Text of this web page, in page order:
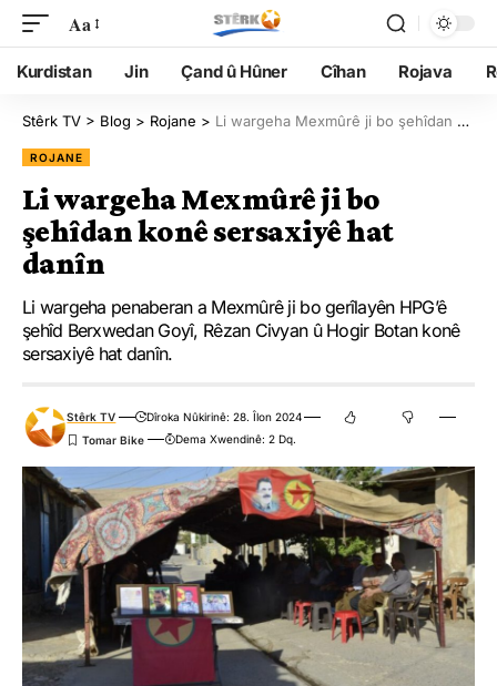
Aa
Kurdistan Jin Çand û Hûner Cîhan Rojava
Stêrk TV > Blog > Rojane > Li wargeha Mexmûrê ji bo şehîdan konê sersaxiyê hat danîn
ROJANE
Li wargeha Mexmûrê ji bo
şehîdan konê sersaxiyê hat
danîn
Li wargeha penaberan a Mexmûrê ji bo gerîlayên HPG’ê
şehîd Berxwedan Goyî, Rêzan Civyan û Hogir Botan konê
sersaxiyê hat danîn.
Stêrk TV
Dîroka Nûkirinê: 28. Îlon 2024
Dema Xwendinê: 2 Dq.